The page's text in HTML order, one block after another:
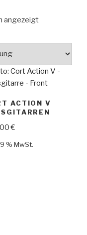
angezeigt
ACTION V
€
% MwSt.